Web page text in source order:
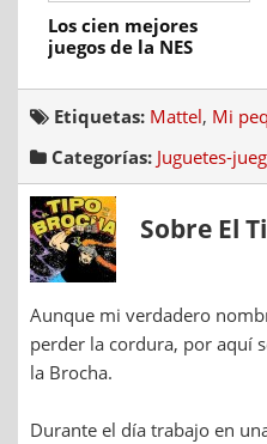
Los cien mejores
juegos de la NES
Etiquetas: Mattel, Mi
Categorías: Juguetes-
Sobre El
Aunque mi verdadero
perder la cordura, por aquí
la Brocha.
Durante el día trabajo en